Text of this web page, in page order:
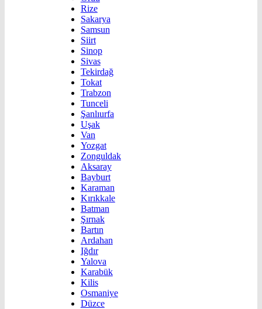
Rize
Sakarya
Samsun
Siirt
Sinop
Sivas
Tekirdağ
Tokat
Trabzon
Tunceli
Şanlıurfa
Uşak
Van
Yozgat
Zonguldak
Aksaray
Bayburt
Karaman
Kırıkkale
Batman
Şırnak
Bartın
Ardahan
Iğdır
Yalova
Karabük
Kilis
Osmaniye
Düzce